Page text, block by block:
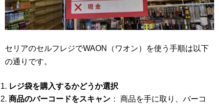
セリアのセルフレジでWAON（ワオン）を使う手順は以下
の通りです。
レジ袋を購入するかどうか選択
商品のバーコードをスキャン ： 商品を手に取り、バーコ